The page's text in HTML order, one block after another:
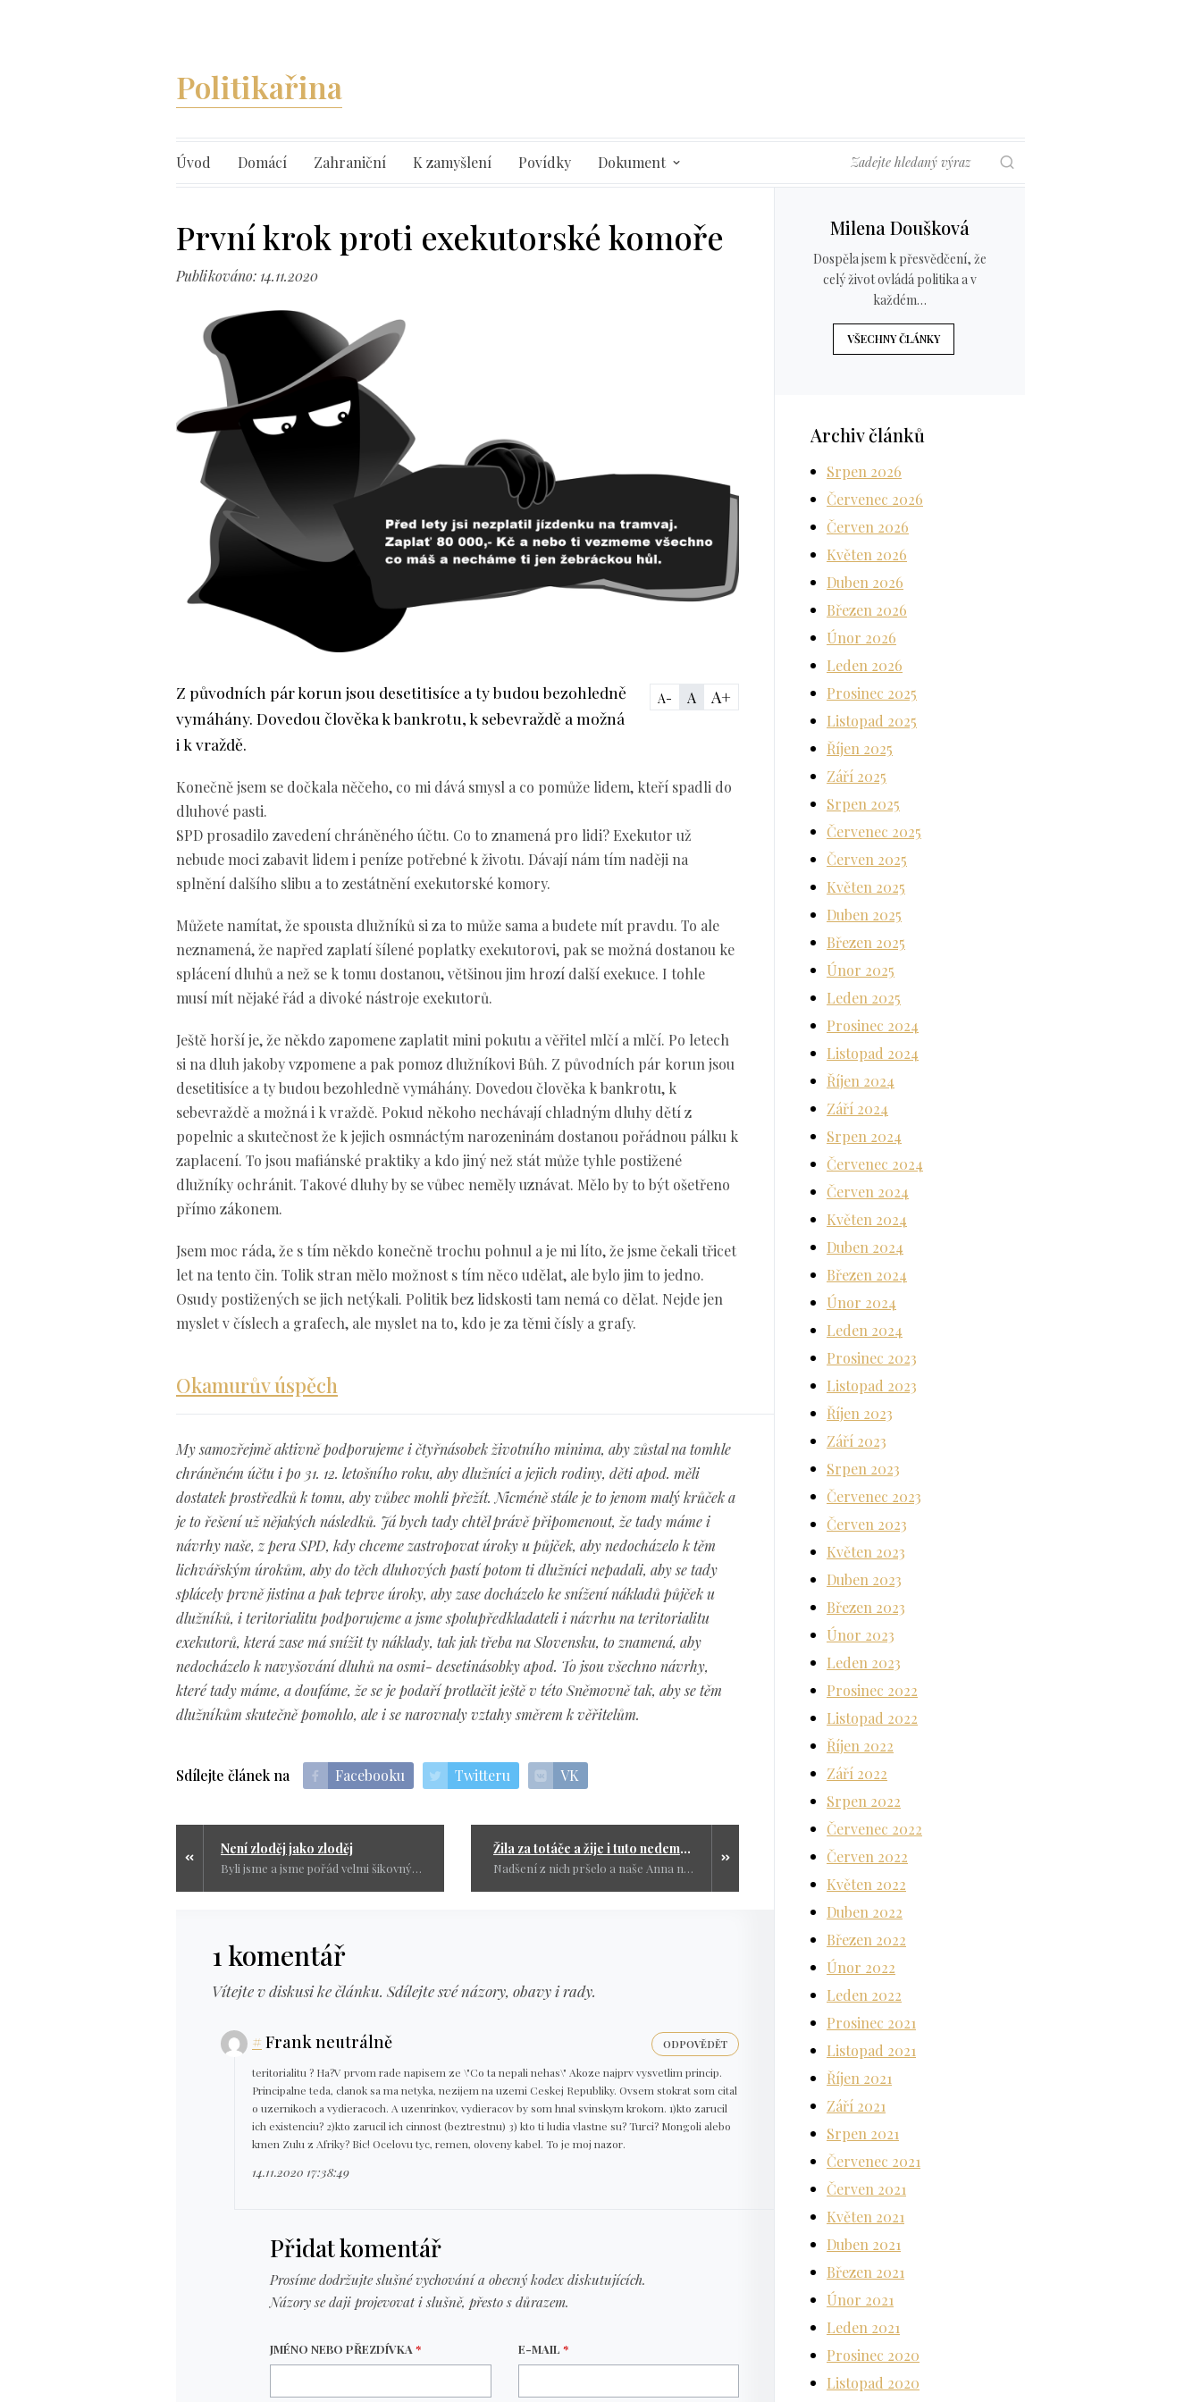
Politikařina
Úvod Domácí Zahraniční K zamyšlení Povídky Dokument
První krok proti exekutorské komoře
Publikováno: 14.11.2020
A- A A+
Z původních pár korun jsou desetitisíce a ty budou bezohledně
vymáhány. Dovedou člověka k bankrotu, k sebevraždě a možná
i k vraždě.
Konečně jsem se dočkala něčeho, co mi dává smysl a co pomůže lidem, kteří spadli do
dluhové pasti.
SPD prosadilo zavedení chráněného účtu. Co to znamená pro lidi? Exekutor už
nebude moci zabavit lidem i peníze potřebné k životu. Dávají nám tím naději na
splnění dalšího slibu a to zestátnění exekutorské komory.
Můžete namítat, že spousta dlužníků si za to může sama a budete mít pravdu. To ale
neznamená, že napřed zaplatí šílené poplatky exekutorovi, pak se možná dostanou ke
splácení dluhů a než se k tomu dostanou, většinou jim hrozí další exekuce. I tohle
musí mít nějaké řád a divoké nástroje exekutorů.
Ještě horší je, že někdo zapomene zaplatit mini pokutu a věřitel mlčí a mlčí. Po letech
si na dluh jakoby vzpomene a pak pomoz dlužníkovi Bůh. Z původních pár korun jsou
desetitisíce a ty budou bezohledně vymáhány. Dovedou člověka k bankrotu, k
sebevraždě a možná i k vraždě. Pokud někoho nechávají chladným dluhy dětí z
popelnic a skutečnost že k jejich osmnáctým narozeninám dostanou pořádnou pálku k
zaplacení. To jsou mafiánské praktiky a kdo jiný než stát může tyhle postižené
dlužníky ochránit. Takové dluhy by se vůbec neměly uznávat. Mělo by to být ošetřeno
přímo zákonem.
Jsem moc ráda, že s tím někdo konečně trochu pohnul a je mi líto, že jsme čekali třicet
let na tento čin. Tolik stran mělo možnost s tím něco udělat, ale bylo jim to jedno.
Osudy postižených se jich netýkali. Politik bez lidskosti tam nemá co dělat. Nejde jen
myslet v číslech a grafech, ale myslet na to, kdo je za těmi čísly a grafy.
Okamurův úspěch
My samozřejmě aktivně podporujeme i čtyřnásobek životního minima, aby zůstal na tomhle
chráněném účtu i po 31. 12. letošního roku, aby dlužníci a jejich rodiny, děti apod. měli
dostatek prostředků k tomu, aby vůbec mohli přežít. Nicméně stále je to jenom malý krůček a
je to řešení už nějakých následků. Já bych tady chtěl právě připomenout, že tady máme i
návrhy naše, z pera SPD, kdy chceme zastropovat úroky u půjček, aby nedocházelo k těm
lichvářským úrokům, aby do těch dluhových pastí potom ti dlužníci nepadali, aby se tady
splácely prvně jistina a pak teprve úroky, aby zase docházelo ke snížení nákladů půjček u
dlužníků, i teritorialitu podporujeme a jsme spolupředkladateli i návrhu na teritorialitu
exekutorů, která zase má snížit ty náklady, tak jak třeba na Slovensku, to znamená, aby
nedocházelo k navyšování dluhů na osmi- desetinásobky apod. To jsou všechno návrhy,
které tady máme, a doufáme, že se je podaří protlačit ještě v této Sněmovně tak, aby se těm
dlužníkům skutečně pomohlo, ale i se narovnaly vztahy směrem k věřitelům.
Sdílejte článek na Facebooku Twitteru VK
Není zloděj jako zloděj
Byli jsme a jsme pořád velmi šikovný národ, to však někteří nechtějí slyšet a neustále zbožně vzhlížejí k těm, kteří námi pohrdají.
Žila za totáče a žije i tuto nedemokracii
Nadšení z nich pršelo a naše Anna nejenže necinkala, ale dávala najevo obavy z budoucnosti. Celý dosavadní život poslouchala ráda povídání starých lidí.
1 komentář
Vítejte v diskusi ke článku. Sdílejte své názory, obavy i rady.
#Frank neutrálně
teritorialitu ? Ha?V prvom rade napisem ze \"Co ta nepali nehas\" Akoze najprv vysvetlim princip.
Principalne teda, clanok sa ma netyka, nezijem na uzemi Ceskej Republiky. Ovsem stokrat som cital
o uzernikoch a vydieracoch. A uzenrinkov, vydieracov by som hnal svinskym krokom. 1)kto zarucil
ich existenciu? 2)kto zarucil ich cinnost (beztrestnu) 3) kto ti ludia vlastne su? Turci? Mongoli alebo
kmen Zulu z Afriky? Bic! Ocelovu tyc, remen, oloveny kabel. To je moj nazor.
14.11.2020 17:38:49
ODPOVĚDĚT
Přidat komentář
Prosíme dodržujte slušné vychování a obecný kodex diskutujících.
Názory se daji projevovat i slušně, přesto s důrazem.
JMÉNO NEBO PŘEZDÍVKA * E-MAIL *
Milena Doušková
Dospěla jsem k přesvědčení, že
celý život ovládá politika a v
každém…
VŠECHNY ČLÁNKY
Archiv článků
Srpen 2026
Červenec 2026
Červen 2026
Květen 2026
Duben 2026
Březen 2026
Únor 2026
Leden 2026
Prosinec 2025
Listopad 2025
Říjen 2025
Září 2025
Srpen 2025
Červenec 2025
Červen 2025
Květen 2025
Duben 2025
Březen 2025
Únor 2025
Leden 2025
Prosinec 2024
Listopad 2024
Říjen 2024
Září 2024
Srpen 2024
Červenec 2024
Červen 2024
Květen 2024
Duben 2024
Březen 2024
Únor 2024
Leden 2024
Prosinec 2023
Listopad 2023
Říjen 2023
Září 2023
Srpen 2023
Červenec 2023
Červen 2023
Květen 2023
Duben 2023
Březen 2023
Únor 2023
Leden 2023
Prosinec 2022
Listopad 2022
Říjen 2022
Září 2022
Srpen 2022
Červenec 2022
Červen 2022
Květen 2022
Duben 2022
Březen 2022
Únor 2022
Leden 2022
Prosinec 2021
Listopad 2021
Říjen 2021
Září 2021
Srpen 2021
Červenec 2021
Červen 2021
Květen 2021
Duben 2021
Březen 2021
Únor 2021
Leden 2021
Prosinec 2020
Listopad 2020